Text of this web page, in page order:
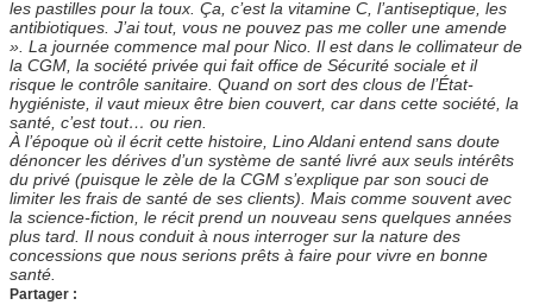
les pastilles pour la toux. Ça, c’est la vitamine C, l’antiseptique, les
antibiotiques. J’ai tout, vous ne pouvez pas me coller une amende
». La journée commence mal pour Nico. Il est dans le collimateur de
la CGM, la société privée qui fait office de Sécurité sociale et il
risque le contrôle sanitaire. Quand on sort des clous de l’État-
hygiéniste, il vaut mieux être bien couvert, car dans cette société, la
santé, c’est tout… ou rien.
À l’époque où il écrit cette histoire, Lino Aldani entend sans doute
dénoncer les dérives d’un système de santé livré aux seuls intérêts
du privé (puisque le zèle de la CGM s’explique par son souci de
limiter les frais de santé de ses clients). Mais comme souvent avec
la science-fiction, le récit prend un nouveau sens quelques années
plus tard. Il nous conduit à nous interroger sur la nature des
concessions que nous serions prêts à faire pour vivre en bonne
santé.
Partager :